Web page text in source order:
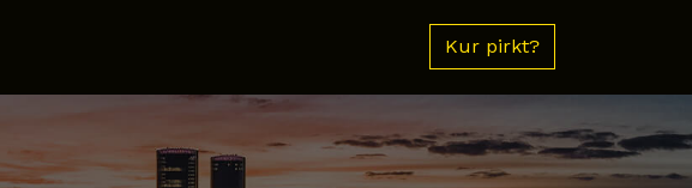
Kur pirkt?